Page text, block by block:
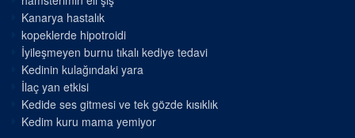
Kanarya hastalık
kopeklerde hipotroidi
İyileşmeyen burnu tıkalı kediye tedavi
Kedinin kulağındaki yara
İlaç yan etkisi
Kedide ses gitmesi ve tek gözde kısıklık
Kedim kuru mama yemiyor